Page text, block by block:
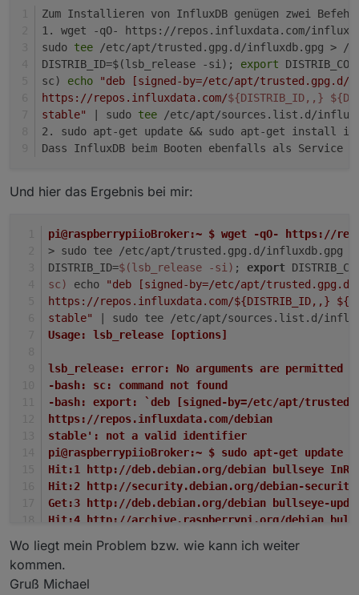
Zum Installieren von InfluxDB genügen zwei
1. wget -qO- https://repos.influxdata.com/
sudo tee /etc/apt/trusted.gpg.d/influxdb.gpg > /
DISTRIB_ID=$(lsb_release -si); export
sc) echo
"deb [signed-by=/etc/apt/
https://repos.influxdata.com/${DISTRIB_ID,,}
stable"
| sudo tee /etc/apt/sources.list.d/
2. sudo apt-get update && sudo apt-get install
Dass InfluxDB beim Booten ebenfalls als
Und hier das Ergebnis bei mir:
pi@raspberrypiioBroker:~ $ wget -qO- https://
> sudo tee /etc/apt/trusted.gpg.d/influxdb.gpg
DISTRIB_ID=$(lsb_release -si) ; export
sc)
echo
"deb [signed-by=/etc/apt/
https://repos.influxdata.com/${DISTRIB_ID,,}
stable"
| sudo tee /etc/apt/sources.list.d/
Usage: lsb_release [options]
lsb_release: error: No arguments are permitted
-bash: sc: command not found
-bash: export: `deb [signed-by=/etc/apt/
https://repos.influxdata.com/debian
stable': not a valid identifier
pi@raspberrypiioBroker:~ $ sudo apt-get
Hit:1 http://deb.debian.org/debian bullseye
Hit:2 http://security.debian.org/debian-security
Get:3 http://deb.debian.org/debian bullseye-
Hit:4 http://archive.raspberrypi.org/debian
Hit:6 https://deb.nodesource.com/node_16.x
Get:7 https://packages.grafana.com/oss/deb
Get:8 https://packages.grafana.com/oss/deb
Wo liegt mein Problem bzw. wie kann ich weiter
kommen.
Gruß Michael